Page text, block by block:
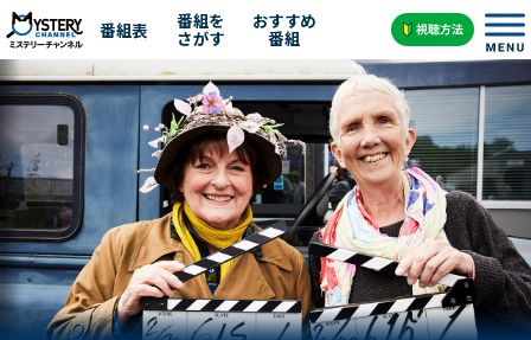
番組表 番組を
さがす
おすすめ
番組